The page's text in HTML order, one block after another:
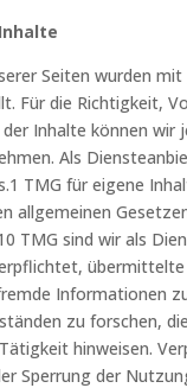
Seiten wurden
Für die Richtigkeit,
Inhalte können wir
Als
TMG für eigene
allgemeinen
TMG sind wir als
Informationen
zu forschen,
hinweisen.
Sperrung der